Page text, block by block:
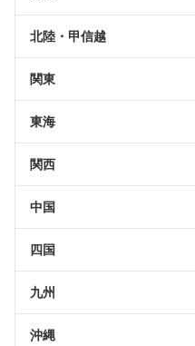
北陸・甲信越
関東
東海
関西
中国
四国
九州
沖縄